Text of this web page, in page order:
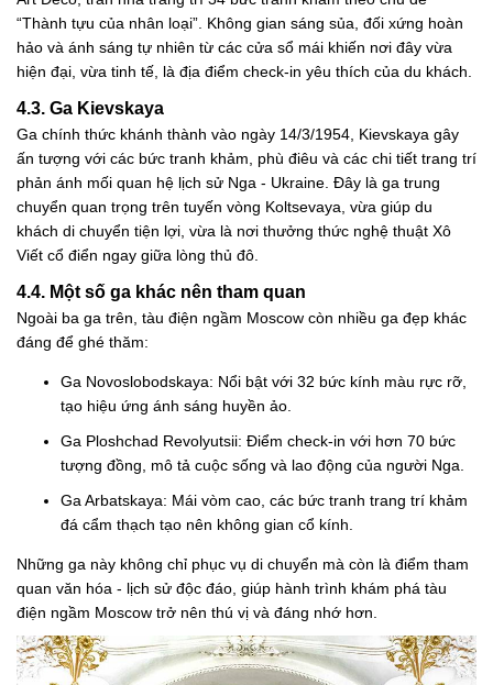
“Thành tựu của nhân loại”. Không gian sáng sủa, đối xứng hoàn
hảo và ánh sáng tự nhiên từ các cửa sổ mái khiến nơi đây vừa
hiện đại, vừa tinh tế, là địa điểm check-in yêu thích của du khách.
4.3. Ga Kievskaya
Ga chính thức khánh thành vào ngày 14/3/1954, Kievskaya gây
ấn tượng với các bức tranh khảm, phù điêu và các chi tiết trang trí
phản ánh mối quan hệ lịch sử Nga - Ukraine. Đây là ga trung
chuyển quan trọng trên tuyến vòng Koltsevaya, vừa giúp du
khách di chuyển tiện lợi, vừa là nơi thưởng thức nghệ thuật Xô
Viết cổ điển ngay giữa lòng thủ đô.
4.4. Một số ga khác nên tham quan
Ngoài ba ga trên, tàu điện ngầm Moscow còn nhiều ga đẹp khác
đáng để ghé thăm:
Ga Novoslobodskaya: Nổi bật với 32 bức kính màu rực rỡ,
tạo hiệu ứng ánh sáng huyền ảo.
Ga Ploshchad Revolyutsii: Điểm check-in với hơn 70 bức
tượng đồng, mô tả cuộc sống và lao động của người Nga.
Ga Arbatskaya: Mái vòm cao, các bức tranh trang trí khảm
đá cẩm thạch tạo nên không gian cổ kính.
Những ga này không chỉ phục vụ di chuyển mà còn là điểm tham
quan văn hóa - lịch sử độc đáo, giúp hành trình khám phá tàu
điện ngầm Moscow trở nên thú vị và đáng nhớ hơn.